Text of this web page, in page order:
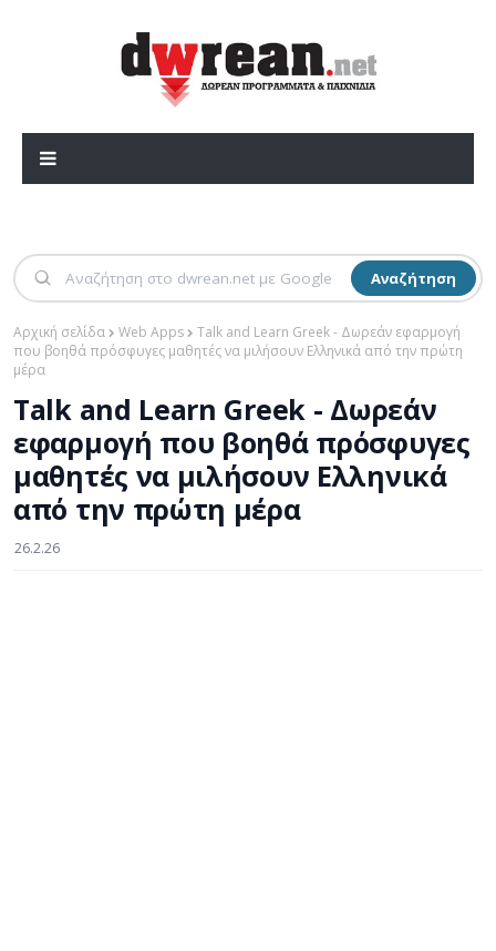
Αναζήτηση
Αρχική σελίδα Web Apps
Talk and Learn Greek - Δωρεάν εφαρμογή
που βοηθά πρόσφυγες μαθητές να μιλήσουν Ελληνικά από την πρώτη
μέρα
Talk and Learn Greek - Δωρεάν
εφαρμογή που βοηθά πρόσφυγες
μαθητές να μιλήσουν Ελληνικά
από την πρώτη μέρα
26.2.26